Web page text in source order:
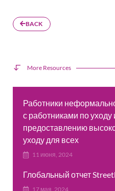
BACK
More Resources
Работники
с работниками по
предоставлению
уходу для всех
11 июня, 2024
Глобальный отчет
17 мая, 2024